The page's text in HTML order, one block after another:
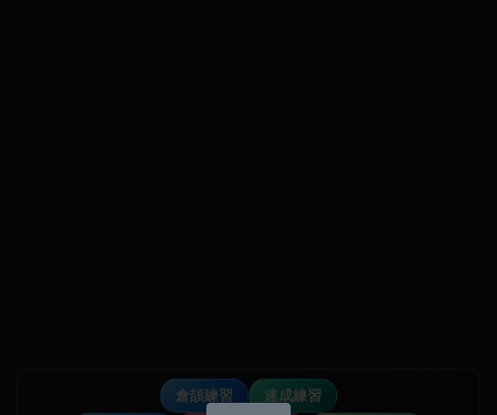
倉頡練習
速成練習